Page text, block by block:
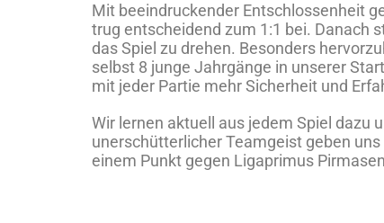
Mit beeindruckender Entschlossenheit
trug entscheidend zum 1:1 bei. Danach
das Spiel zu drehen. Besonders
selbst 8 junge Jahrgänge in unserer
mit jeder Partie mehr Sicherheit und
Wir lernen aktuell aus jedem Spiel dazu
unerschütterlicher Teamgeist geben
einem Punkt gegen Ligaprimus